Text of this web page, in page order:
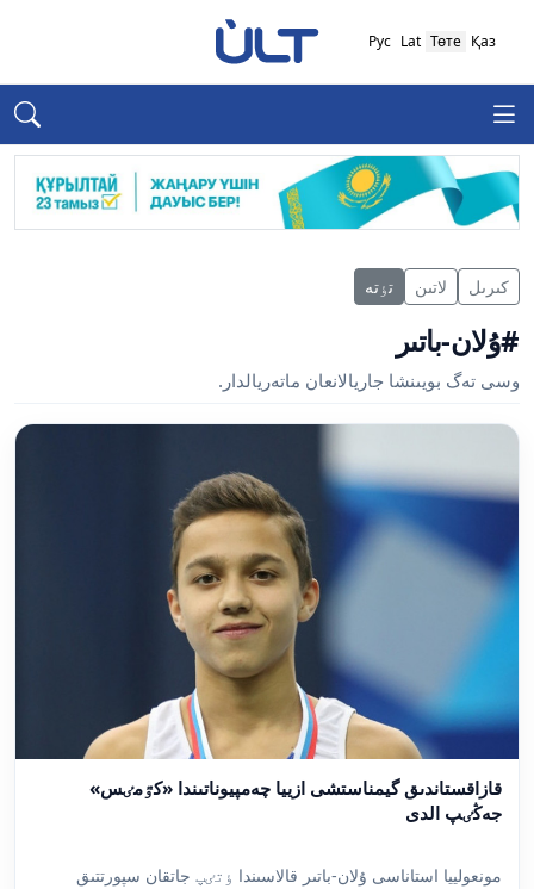
Қаз
Төте
Lat
Рус
كىرىل لاتىن تٶتە
#ۇلان-باتىر
وسى تەگ بويىنشا جاريالانعان ماتەريالدار.
قازاقستاندىق گيمناستشى ازييا چەمپيوناتىندا «كٷمٸس»
جەڭٸپ الدى
مونعولييا استاناسى ۇلان-باتىر قالاسىندا ٶتٸپ جاتقان سپورتتىق